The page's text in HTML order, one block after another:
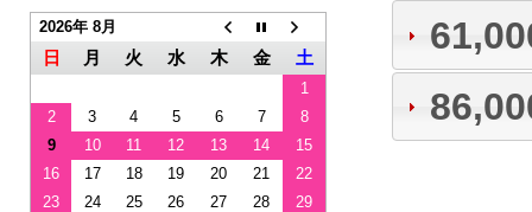
2026年 8月
日 月 火 水 木 金 土
1
2
3 4 5 6 7
8
9
10 11 12 13 14
15
16
17 18 19 20 21
22
23
24 25 26 27 28
29